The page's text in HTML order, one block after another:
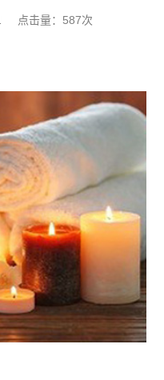
点击量： 587次